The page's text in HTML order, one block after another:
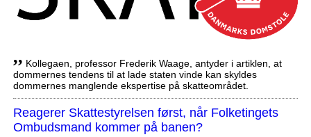
,, Kollegaen, professor Frederik Waage, antyder i artiklen, at
dommernes tendens til at lade staten vinde kan skyldes
dommernes manglende ekspertise på skatteområdet.
Reagerer Skattestyrelsen først, når Folketingets
Ombudsmand kommer på banen?